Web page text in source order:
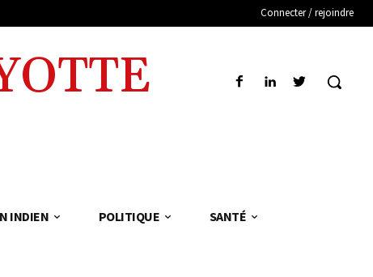
Connecter / rejoindre
INDIEN POLITIQUE SANTÉ